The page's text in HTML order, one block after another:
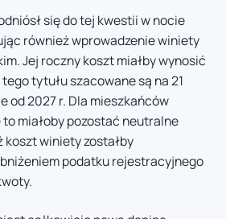
się do tej kwestii w nocie
również wprowadzenie winiety
Jej roczny koszt miałby wynosić
tytułu szacowane są na 21
od 2027 r. Dla mieszkańców
miałoby pozostać neutralne
winiety zostałby
podatku rejestracyjnego